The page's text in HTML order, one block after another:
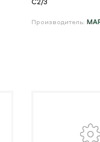
Производитель: